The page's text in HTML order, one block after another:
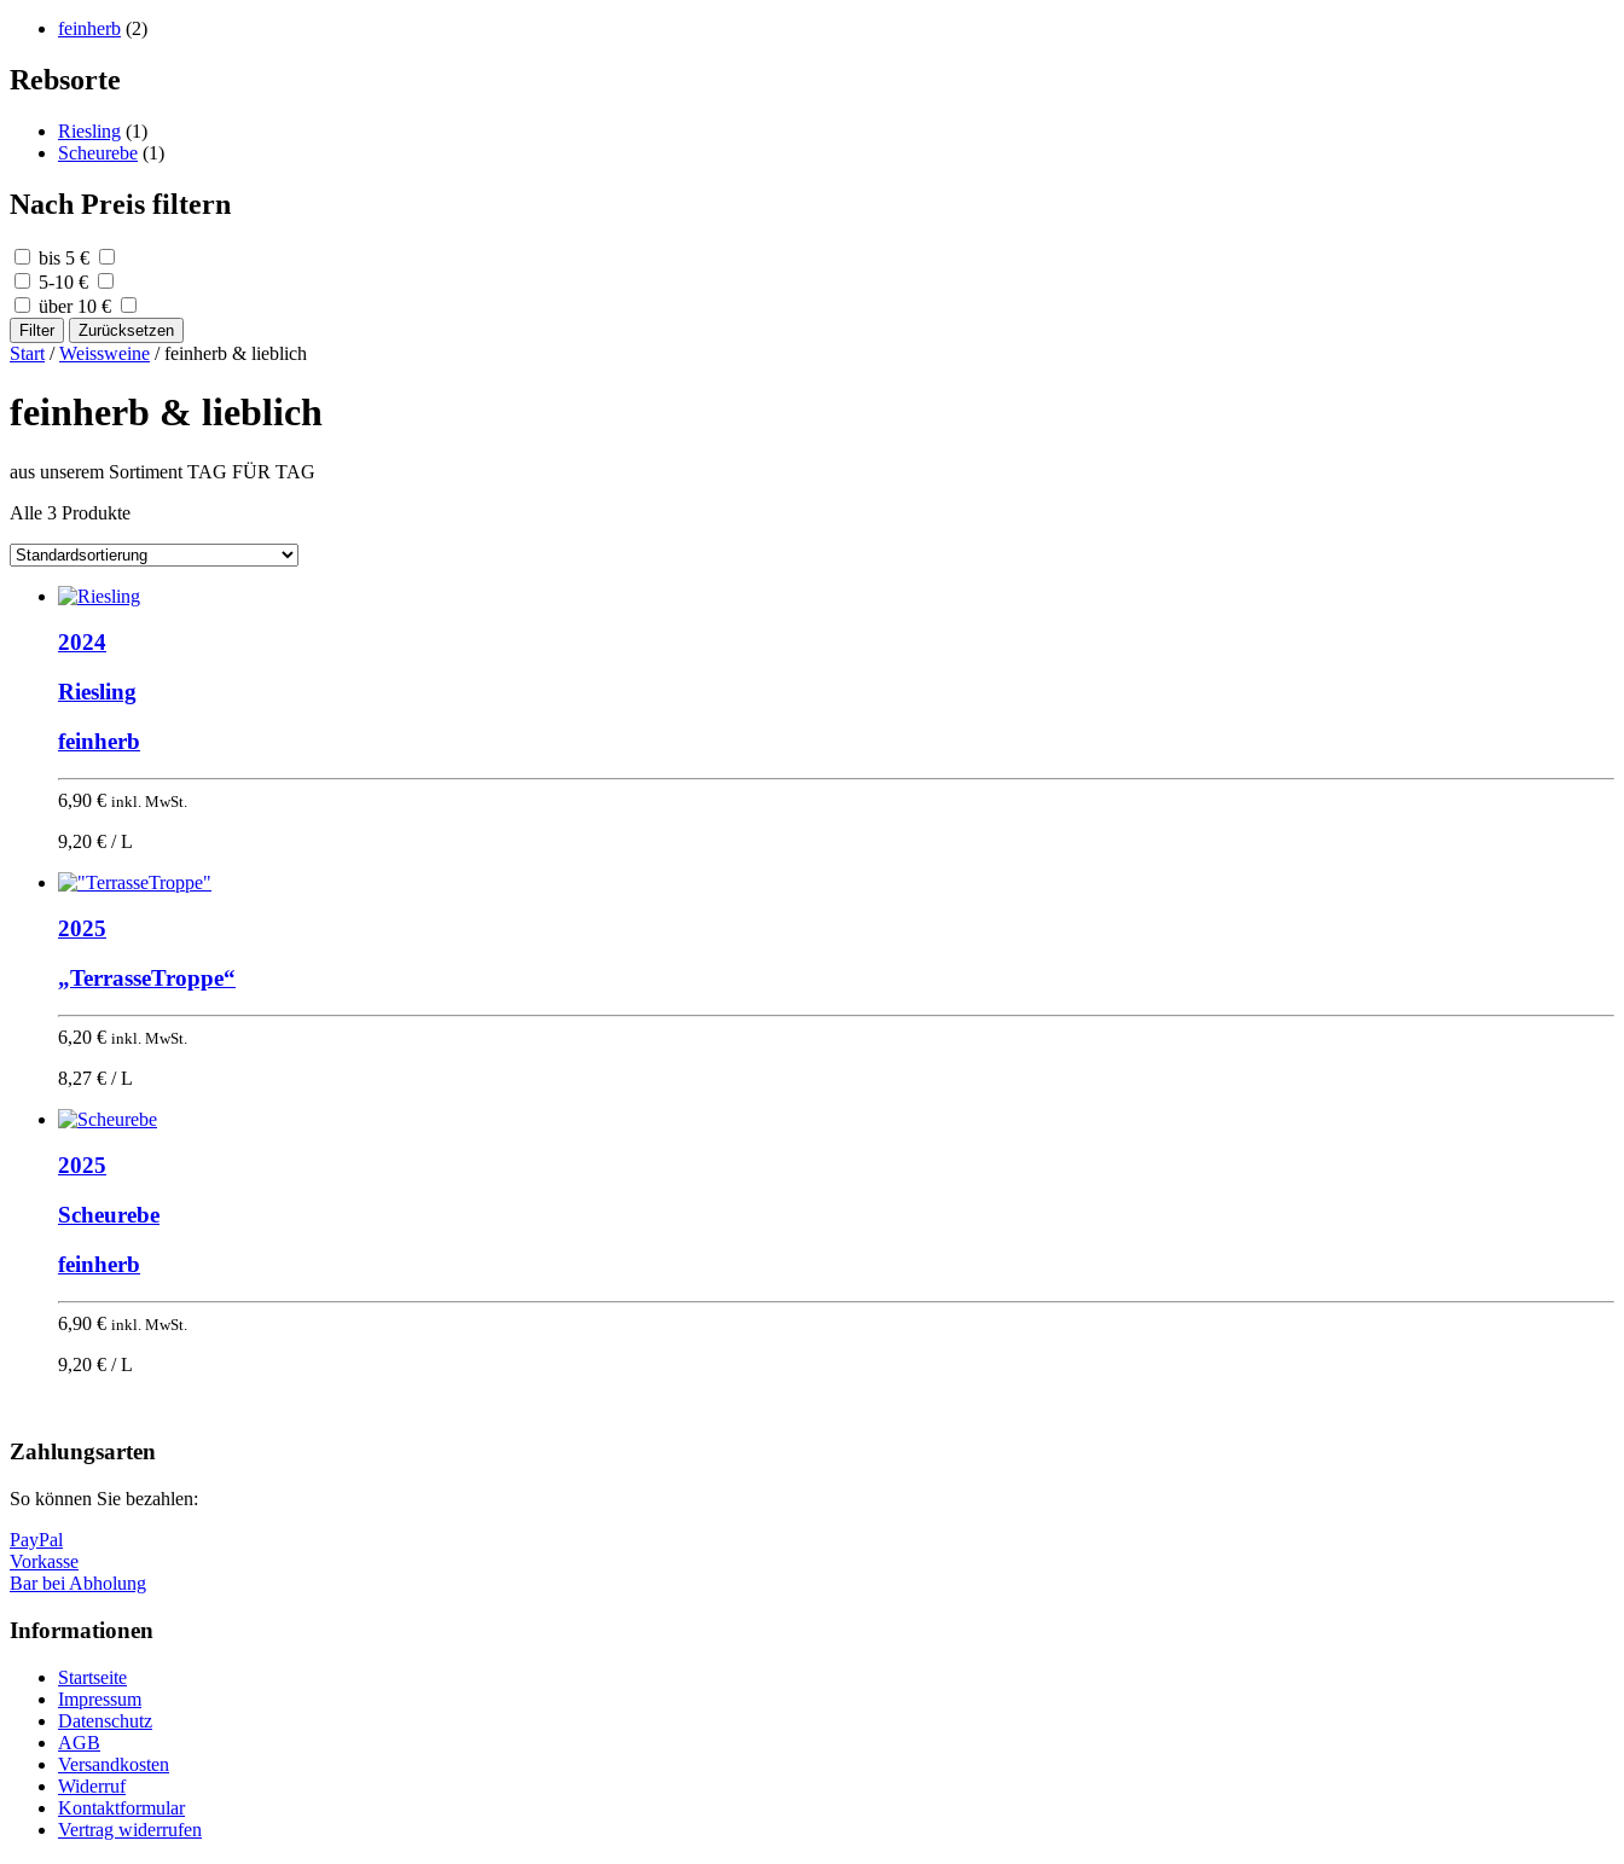
feinherb (2)
Rebsorte
Riesling (1)
Scheurebe (1)
Nach Preis filtern
bis 5 €
5-10 €
über 10 €
Filter Zurücksetzen
Start /Weissweine / feinherb & lieblich
feinherb & lieblich
aus unserem Sortiment TAG FÜR TAG
Alle 3 Produkte
2024
Riesling
feinherb
6,90 € inkl. MwSt.
9,20 € / L
2025
„TerrasseTroppe“
6,20 € inkl. MwSt.
8,27 € / L
2025
Scheurebe
feinherb
6,90 € inkl. MwSt.
9,20 € / L
oben
Zahlungsarten
So können Sie bezahlen:
PayPal
Vorkasse
Bar bei Abholung
Informationen
Startseite
Impressum
Datenschutz
AGB
Versandkosten
Widerruf
Kontaktformular
Vertrag widerrufen